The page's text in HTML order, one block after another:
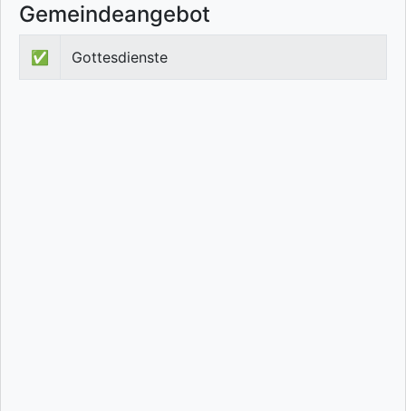
Gemeindeangebot
✅ Gottesdienste